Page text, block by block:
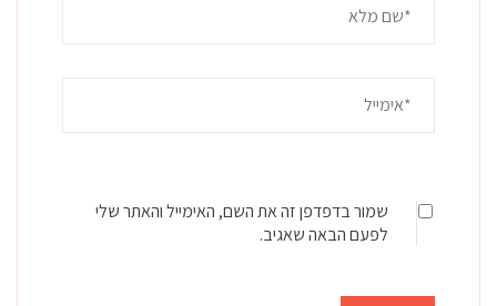
שמור בדפדפן זה את השם, האימייל והאתר שלי
לפעם הבאה שאגיב.